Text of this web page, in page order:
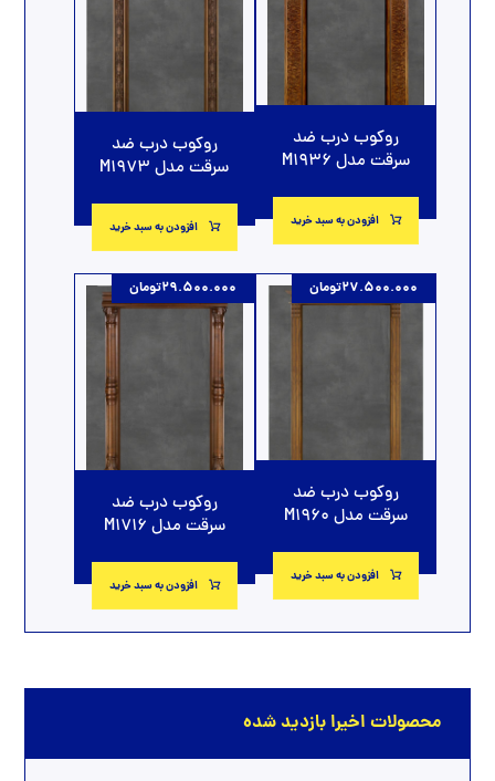
روکوب درب ضد
سرقت مدل M1936
افزودن به سبد خرید
روکوب درب ضد
سرقت مدل M1973
افزودن به سبد خرید
روکوب درب ضد
سرقت مدل M1960
27.500.000تومان
افزودن به سبد خرید
روکوب درب ضد
سرقت مدل M1716
29.500.000تومان
افزودن به سبد خرید
محصولات اخیرا بازدید شده